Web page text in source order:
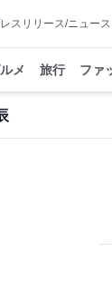
スリリース/ニュー
メ 旅行 ファ